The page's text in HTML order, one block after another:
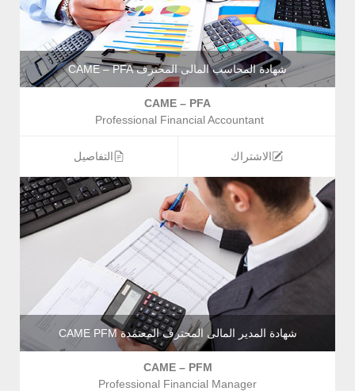
شهادة المحاسب المالى المحترف CAME – PFA
CAME – PFA
Professional Financial Accountant
الاشتراك التفاصيل
شهادة المدير المالى المحترف المعتمدة CAME PFM
CAME – PFM
Professional Financial Manager